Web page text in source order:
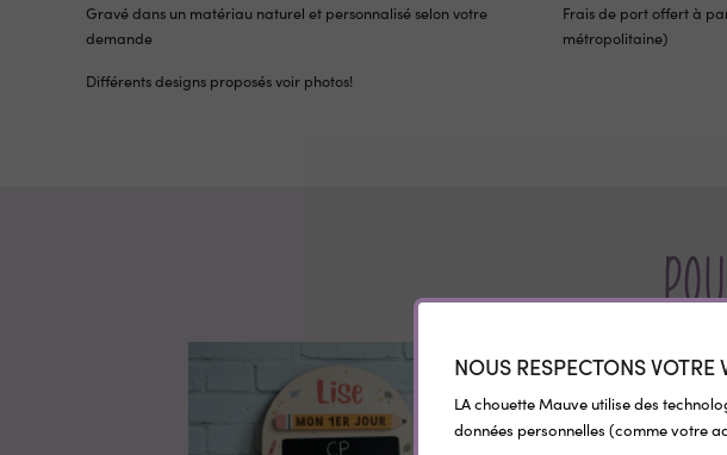
Gravé dans un matériau naturel et personnalisé selon votre
demande
Différents designs proposés voir photos!
Frais de port offert à
métropolitaine)
NOUS RESPECTONS VOTRE
LA chouette Mauve utilise des
données personnelles (comme votre